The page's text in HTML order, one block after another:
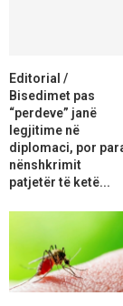
Editorial /
Bisedimet pas
“perdeve” janë
legjitime në
diplomaci, por
nënshkrimit
patjetër të ketë...